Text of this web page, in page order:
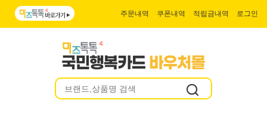
주문내역 쿠폰내역 적립금내역 로그인